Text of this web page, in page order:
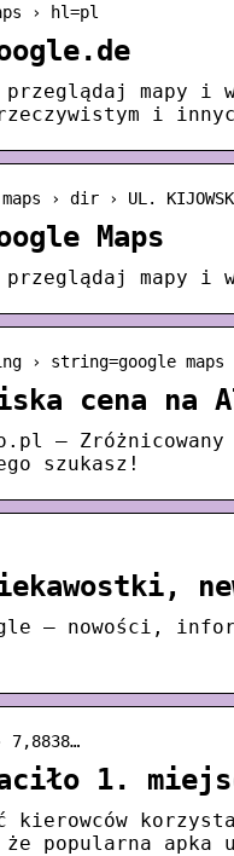
› hl=pl
mapy i
i
› dir › UL.
Maps
mapy i
string=google maps
cena na
–
szukasz!
– nowości,
1.
kierowców
popularna apka